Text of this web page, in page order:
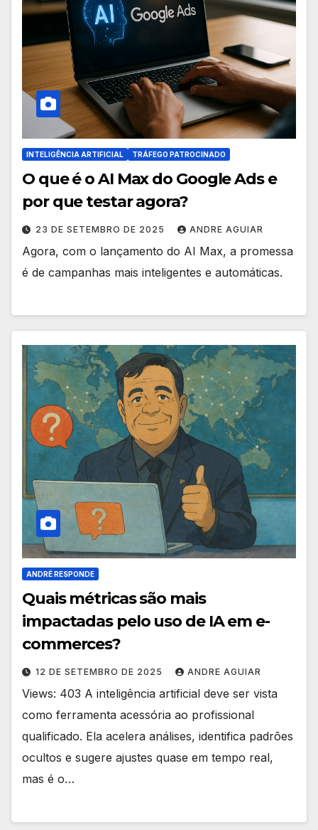
INTELIGÊNCIA ARTIFICIAL TRÁFEGO PATROCINADO
O que é o AI Max do Google Ads e
por que testar agora?
23 DE SETEMBRO DE 2025 ANDRE AGUIAR
Agora, com o lançamento do AI Max, a promessa
é de campanhas mais inteligentes e automáticas.
ANDRÉ RESPONDE
Quais métricas são mais
impactadas pelo uso de IA em e-
commerces?
12 DE SETEMBRO DE 2025 ANDRE AGUIAR
Views: 403 A inteligência artificial deve ser vista
como ferramenta acessória ao profissional
qualificado. Ela acelera análises, identifica padrões
ocultos e sugere ajustes quase em tempo real,
mas é o…